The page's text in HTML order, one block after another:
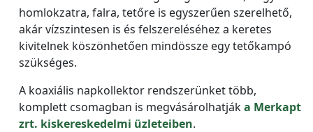
homlokzatra, falra, tetőre is egyszerűen szerelhető,
akár vízszintesen is és felszereléséhez a keretes
kivitelnek köszönhetően mindössze egy tetőkampó
szükséges.
A koaxiális napkollektor rendszerünket több,
komplett csomagban is megvásárolhatjáka Merkapt
zrt. kiskereskedelmi üzleteiben.